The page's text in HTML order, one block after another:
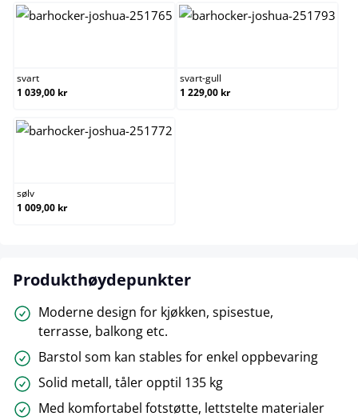
svart
1 039,00 kr
svart-gull
1 229,00 kr
sølv
1 009,00 kr
Produkthøydepunkter
Moderne design for kjøkken, spisestue,
terrasse, balkong etc.
Barstol som kan stables for enkel oppbevaring
Solid metall, tåler opptil 135 kg
Med komfortabel fotstøtte, lettstelte materialer